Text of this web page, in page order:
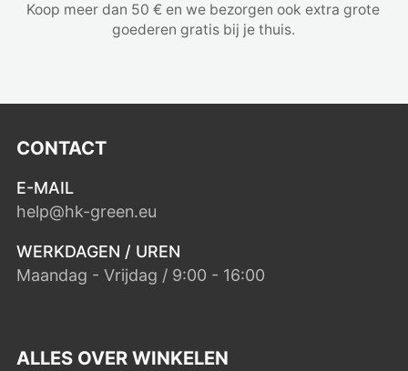
Koop meer dan 50 € en we bezorgen ook extra grote
goederen gratis bij je thuis.
CONTACT
E-MAIL
help@hk-green.eu
WERKDAGEN / UREN
Maandag - Vrijdag / 9:00 - 16:00
ALLES OVER WINKELEN